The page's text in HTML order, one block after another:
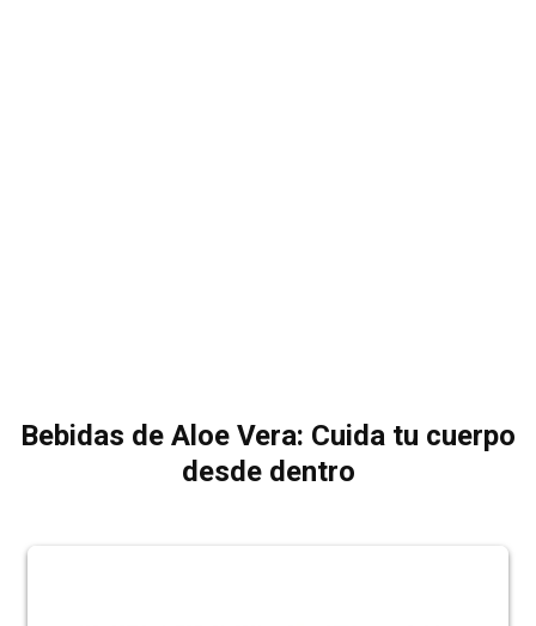
Bebidas de Aloe Vera: Cuida tu cuerpo
desde dentro